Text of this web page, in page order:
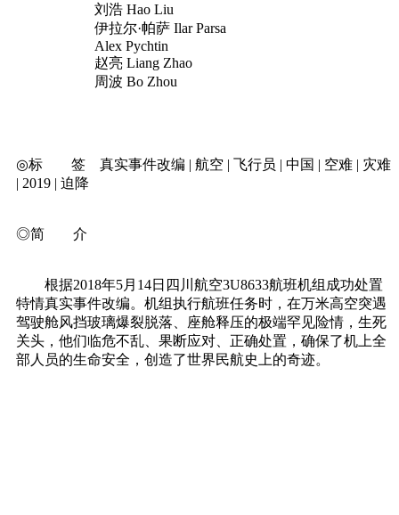
刘浩 Hao Liu
伊拉尔·帕萨 Ilar Parsa
Alex Pychtin
赵亮 Liang Zhao
周波 Bo Zhou
◎标 签 真实事件改编 | 航空 | 飞行员 | 中国 | 空难 | 灾难
| 2019 | 迫降
◎简 介
根据2018年5月14日四川航空3U8633航班机组成功处置
特情真实事件改编。机组执行航班任务时，在万米高空突遇
驾驶舱风挡玻璃爆裂脱落、座舱释压的极端罕见险情，生死
关头，他们临危不乱、果断应对、正确处置，确保了机上全
部人员的生命安全，创造了世界民航史上的奇迹。